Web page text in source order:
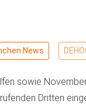
News
sowie
Dritten